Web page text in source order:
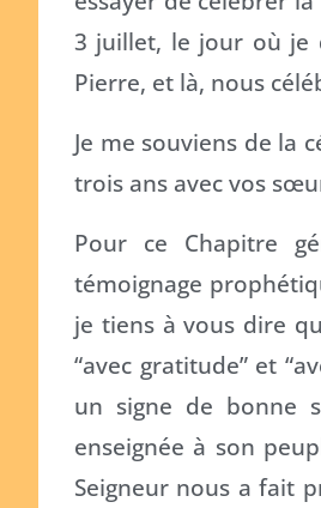
3 juillet, le jour où je
Pierre, et là, nous
Je me souviens de la
trois ans avec vos
Pour ce Chapitre
témoignage
je tiens à vous dire
“avec gratitude” et
un signe de bonne
enseignée à son
Seigneur nous a fait